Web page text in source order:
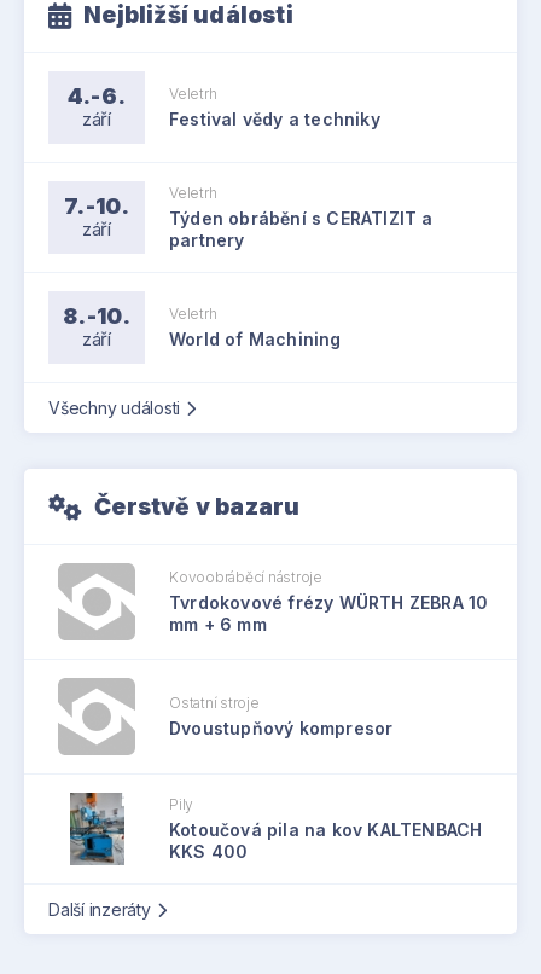
Nejbližší události
4.-6.
září
Veletrh
Festival vědy a techniky
7.-10.
září
Veletrh
Týden obrábění s CERATIZIT a
partnery
8.-10.
září
Veletrh
World of Machining
Všechny události
Čerstvě v bazaru
Kovoobráběcí nástroje
Tvrdokovové frézy WÜRTH ZEBRA 10
mm + 6 mm
Ostatní stroje
Dvoustupňový kompresor
Pily
Kotoučová pila na kov KALTENBACH
KKS 400
Další inzeráty